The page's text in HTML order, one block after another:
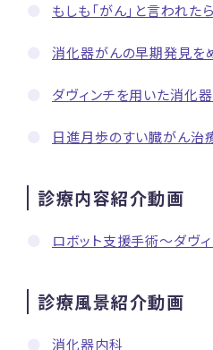
もしも「がん」と言われたら
消化器がんの早期発見を
ダヴィンチを用いた消化
日進月歩のすい臓がん治
診療内容紹介動画
ロボット支援手術〜ダヴ
診療風景紹介動画
消化器内科